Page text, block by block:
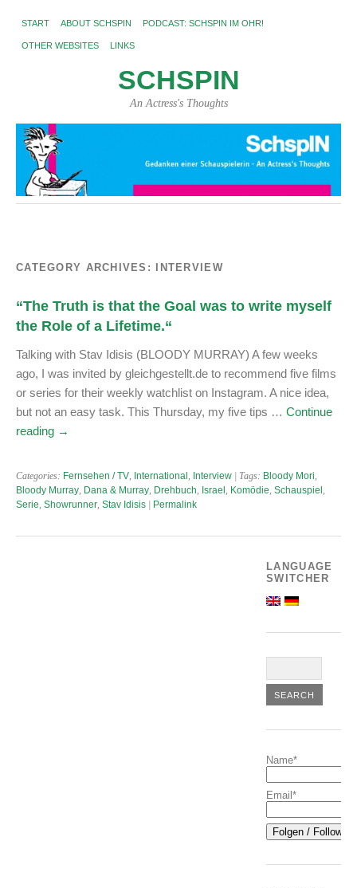
START ABOUT SCHSPIN PODCAST: SCHSPIN IM OHR!
OTHER WEBSITES LINKS
SCHSPIN
An Actress's Thoughts
CATEGORY ARCHIVES: INTERVIEW
“The Truth is that the Goal was to write myself
the Role of a Lifetime.“
Talking with Stav Idisis (BLOODY MURRAY) A few weeks
ago, I was invited by gleichgestellt.de to recommend five films
or series for their weekly watchlist on Instagram. A nice idea,
but not an easy task. This Thursday, my five tips … Continue
reading →
Categories: Fernsehen / TV, International , Interview | Tags: Bloody Mori,
Bloody Murray, Dana & Murray, Drehbuch, Israel , Komödie, Schauspiel ,
Serie, Showrunner, Stav Idisis Permalink
LANGUAGE
SWITCHER
Name*
Email*